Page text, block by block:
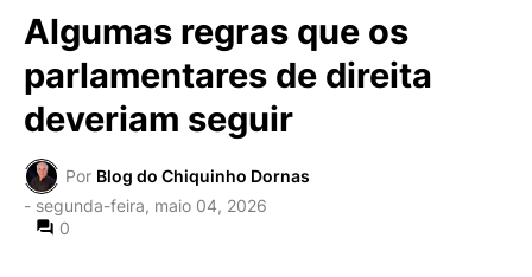
Algumas regras que os
parlamentares de direita
deveriam seguir
Por Blog do Chiquinho Dornas
- segunda-feira, maio 04, 2026
0